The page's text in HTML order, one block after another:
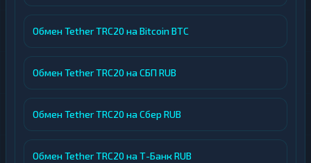
Обмен Tether TRC20 на Bitcoin BTC
Обмен Tether TRC20 на СБП RUB
Обмен Tether TRC20 на Сбер RUB
Обмен Tether TRC20 на Т-Банк RUB